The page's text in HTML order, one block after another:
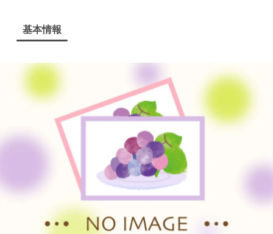
基本情報